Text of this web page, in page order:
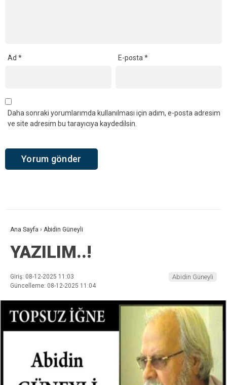
Ad * E-posta*
Daha sonraki yorumlarımda kullanılması için adım, e-posta adresim
ve site adresim bu tarayıcıya kaydedilsin.
Ana Sayfa › Abidin Güneyli
YAZILIM..!
Giriş: 08-12-2025 11:03
Güncelleme: 08-12-2025 11:04
Abidin Güneyli